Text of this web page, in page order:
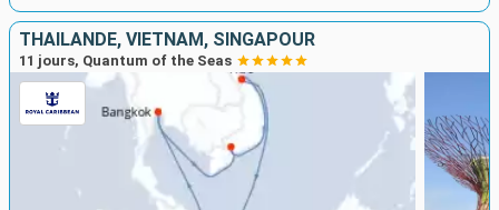
THAÏLANDE, VIETNAM, SINGAPOUR
11 jours, Quantum of the Seas